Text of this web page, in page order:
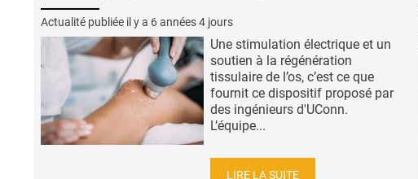
Actualité publiée il y a 6 années 4 jours
Une stimulation électrique et un
soutien à la régénération
tissulaire de l’os, c’est ce que
fournit ce dispositif proposé par
des ingénieurs d'UConn.
L’équipe...
LIRE LA SUITE